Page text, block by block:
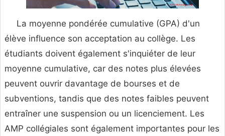
La moyenne pondérée cumulative (GPA) d'un
élève influence son acceptation au collège. Les
étudiants doivent également s'inquiéter de leur
moyenne cumulative, car des notes plus élevées
peuvent ouvrir davantage de bourses et de
subventions, tandis que des notes faibles peuvent
entraîner une suspension ou un licenciement. Les
AMP collégiales sont également importantes pour les